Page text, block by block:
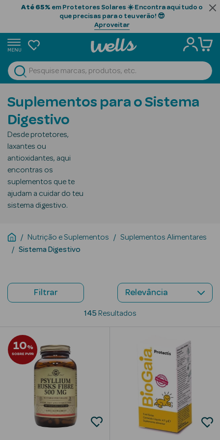
Até 65% em Protetores Solares ☀️ Encontra aqui tudo o
que precisas para o teu verão! 😎
Aproveitar
MENU
Ver Tudo
Beauty Season
Cabelo
Profissional
Beauty Season
Cosmética
Beauty Season
Cosmética
Beauty Season
Cuidados de
Beauty Season
Maquilhagem
Luxo
Beauty Season
Nutricosmética
Beauty Season
Perfumes
Suplementos para o Sistema
Digestivo
Desde protetores,
laxantes ou
antioxidantes, aqui
encontras os
suplementos que te
ajudam a cuidar do teu
sistema digestivo.
Nutrição e Suplementos
Suplementos Alimentares
Sistema Digestivo
Filtrar
145 Resultados
10%
SOBRE PVPR